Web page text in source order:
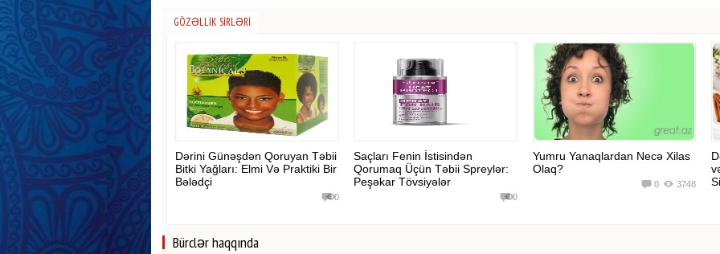
GÖZƏLLIK SIRLƏRI
Dərini Günəşdən Qoruyan Təbii
Bitki Yağları: Elmi Və Praktiki Bir
Bələdçi
0
Saçları Fenin İstisindən
Qorumaq Üçün Təbii Spreylər:
Peşəkar Tövsiyələr
0
Yumru Yanaqlardan Necə Xilas
Olaq?
3748
0
Bürclər haqqında